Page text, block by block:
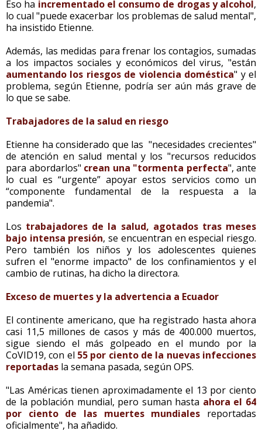
Eso ha incrementado el consumo de drogas y alcohol,
lo cual "puede exacerbar los problemas de salud mental",
ha insistido Etienne.
Además, las medidas para frenar los contagios, sumadas
a los impactos sociales y económicos del virus, "están
aumentando los riesgos de violencia doméstica" y el
problema, según Etienne, podría ser aún más grave de
lo que se sabe.
Trabajadores de la salud en riesgo
Etienne ha considerado que las "necesidades crecientes"
de atención en salud mental y los "recursos reducidos
para abordarlos" crean una "tormenta perfecta", ante
lo cual es “urgente” apoyar estos servicios como un
“componente fundamental de la respuesta a la
pandemia".
Los trabajadores de la salud, agotados tras meses
bajo intensa presión, se encuentran en especial riesgo.
Pero también los niños y los adolescentes quienes
sufren el "enorme impacto" de los confinamientos y el
cambio de rutinas, ha dicho la directora.
Exceso de muertes y la advertencia a Ecuador
El continente americano, que ha registrado hasta ahora
casi 11,5 millones de casos y más de 400.000 muertos,
sigue siendo el más golpeado en el mundo por la
CoVID19, con el 55 por ciento de la nuevas infecciones
reportadas la semana pasada, según OPS.
"Las Américas tienen aproximadamente el 13 por ciento
de la población mundial, pero suman hasta ahora el 64
por ciento de las muertes mundiales reportadas
oficialmente", ha añadido.